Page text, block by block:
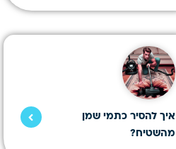
איך להסיר כתמי שמן
מהשטיח?